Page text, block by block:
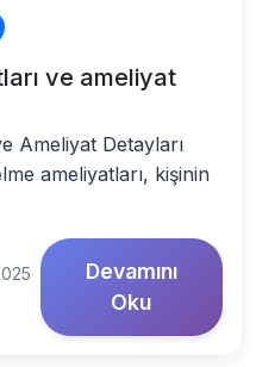
ve ameliyat
Ameliyat Detayları
ameliyatları, kişinin
Devamını
Oku